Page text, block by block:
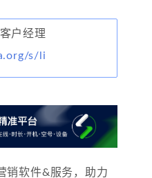
户经理
s/li
销软件&服务，助力